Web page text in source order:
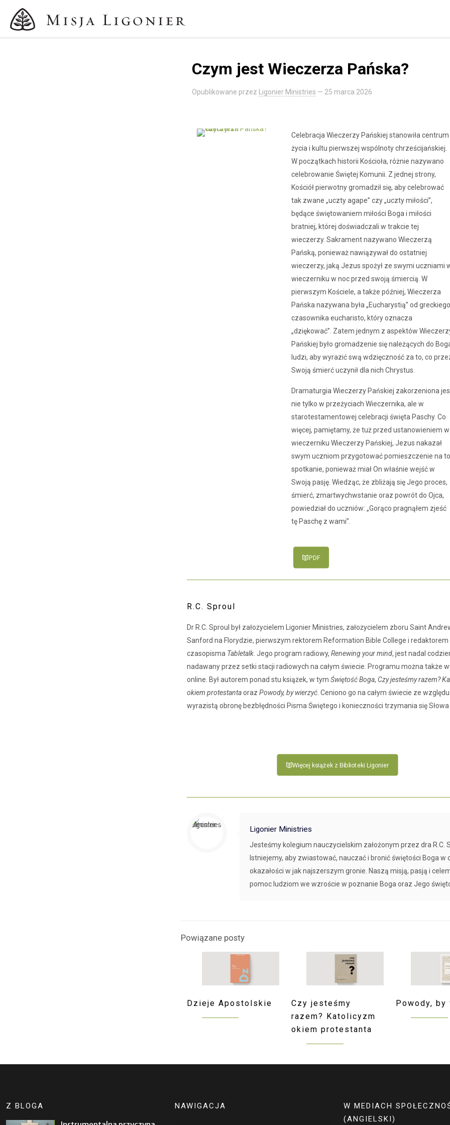
Czym jest Wieczerza Pańska?
Opublikowane przez Ligonier Ministries — 25 marca 2026
Celebracja Wieczerzy Pańskiej stanowiła centrum
życia i kultu pierwszej wspólnoty chrześcijańskiej.
W początkach historii Kościoła, różnie nazywano
celebrowanie Świętej Komunii. Z jednej strony,
Kościół pierwotny gromadził się, aby celebrować
tak zwane „uczty agape” czy „uczty miłości”,
będące świętowaniem miłości Boga i miłości
bratniej, której doświadczali w trakcie tej
wieczerzy. Sakrament nazywano Wieczerzą
Pańską, ponieważ nawiązywał do ostatniej
wieczerzy, jaką Jezus spożył ze swymi uczniami
wieczerniku w noc przed swoją śmiercią. W
pierwszym Kościele, a także później, Wieczerza
Pańska nazywana była „Eucharystią” od greckiego
czasownika eucharisto, który oznacza
„dziękować”. Zatem jednym z aspektów
Pańskiej było gromadzenie się należących do
ludzi, aby wyrazić swą wdzięczność za to, co
Swoją śmierć uczynił dla nich Chrystus.
Dramaturgia Wieczerzy Pańskiej zakorzeniona
nie tylko w przeżyciach Wieczernika, ale w
starotestamentowej celebracji święta Paschy. Co
więcej, pamiętamy, że tuż przed ustanowieniem w
wieczerniku Wieczerzy Pańskiej, Jezus nakazał
swym uczniom przygotować pomieszczenie na to
spotkanie, ponieważ miał On właśnie wejść w
Swoją pasję. Wiedząc, że zbliżają się Jego proces,
śmierć, zmartwychwstanie oraz powrót do Ojca,
powiedział do uczniów: „Gorąco pragnąłem zjeść
tę Paschę z wami”.
PDF
R.C. Sproul
Dr R.C. Sproul był założycielem Ligonier Ministries, założycielem zboru Saint
Sanford na Florydzie, pierwszym rektorem Reformation Bible College i
czasopisma Tabletalk. Jego program radiowy, Renewing your mind, jest nadal
nadawany przez setki stacji radiowych na całym świecie. Programu można także
online. Był autorem ponad stu książek, w tym Świętość Boga, Czy jesteśmy razem?
okiem protestantaoraz Powody, by wierzyć. Ceniono go na całym świecie ze
wyrazistą obronę bezbłędności Pisma Świętego i konieczności trzymania się Słowa
Więcej książek z Biblioteki Ligonier
Ligonier Ministries
Jesteśmy kolegium nauczycielskim założonym przez dra R.C.
Istniejemy, aby zwiastować, nauczać i bronić świętości Boga w
okazałości w jak najszerszym gronie. Naszą misją, pasją i
pomoc ludziom we wzroście w poznanie Boga oraz Jego
Powiązane posty
Dzieje Apostolskie
Czy jesteśmy
razem? Katolicyzm
okiem protestanta
Powody, by
Z BLOGA NAWIGACJA
W MEDIACH
(ANGIELSKI)